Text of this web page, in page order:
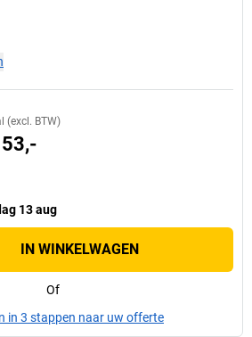
(excl. BTW)
13 aug
IN WINKELWAGEN
Of
in 3 stappen naar uw offerte